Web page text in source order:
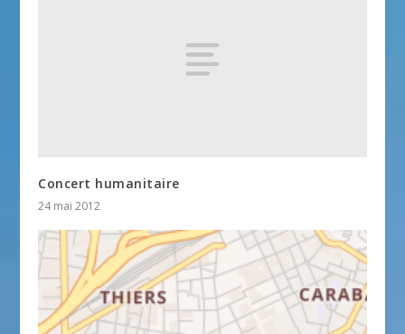
Concert humanitaire
24 mai 2012